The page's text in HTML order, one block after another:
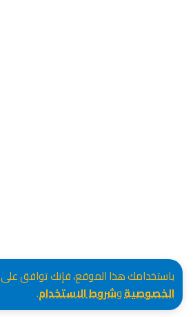
باستخدامك هذا الموقع، فإنك توافق على
الخصوصيةوشروط الاستخدام.